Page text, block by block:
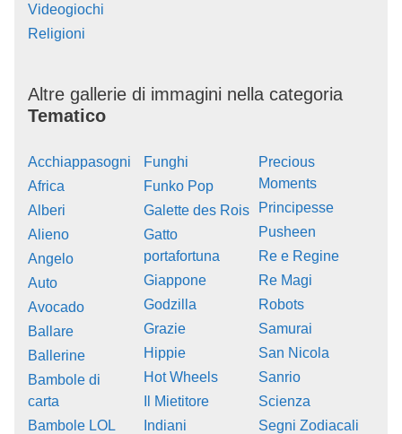
Videogiochi
Religioni
Altre gallerie di immagini nella categoria
Tematico
Acchiappasogni
Africa
Alberi
Alieno
Angelo
Auto
Avocado
Ballare
Ballerine
Bambole di
carta
Bambole LOL
Funghi
Funko Pop
Galette des Rois
Gatto
portafortuna
Giappone
Godzilla
Grazie
Hippie
Hot Wheels
Il Mietitore
Indiani
Precious
Moments
Principesse
Pusheen
Re e Regine
Re Magi
Robots
Samurai
San Nicola
Sanrio
Scienza
Segni Zodiacali